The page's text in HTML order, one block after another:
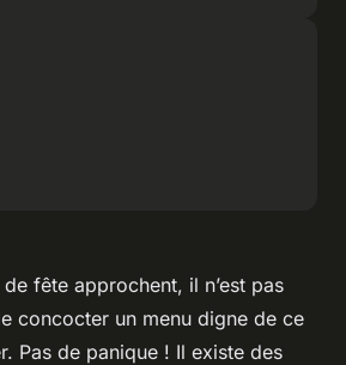
fête approchent, il n’est pas
concocter un menu digne de ce
Pas de panique ! Il existe des